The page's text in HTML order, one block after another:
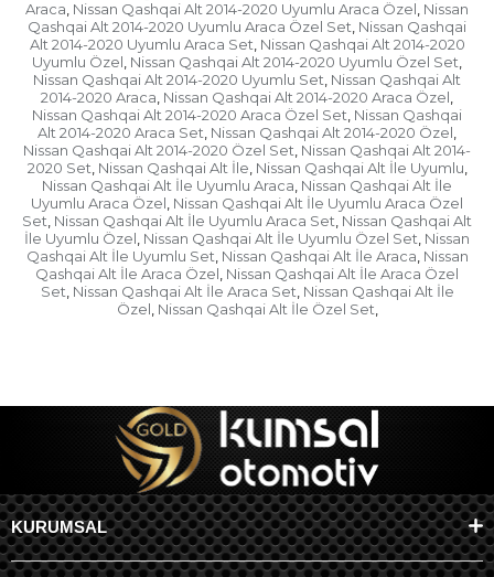
Araca Nissan Qashqai Alt 2014-2020 Uyumlu Araca Özel Nissan
Qashqai Alt 2014-2020 Uyumlu Araca Özel Set Nissan Qashqai
Alt 2014-2020 Uyumlu Araca Set Nissan Qashqai Alt 2014-2020
Uyumlu Özel Nissan Qashqai Alt 2014-2020 Uyumlu Özel Set
Nissan Qashqai Alt 2014-2020 Uyumlu Set Nissan Qashqai Alt
2014-2020 Araca Nissan Qashqai Alt 2014-2020 Araca Özel
Nissan Qashqai Alt 2014-2020 Araca Özel Set Nissan Qashqai
Alt 2014-2020 Araca Set Nissan Qashqai Alt 2014-2020 Özel
Nissan Qashqai Alt 2014-2020 Özel Set Nissan Qashqai Alt 2014-
2020 Set Nissan Qashqai Alt İle Nissan Qashqai Alt İle Uyumlu
Nissan Qashqai Alt İle Uyumlu Araca Nissan Qashqai Alt İle
Uyumlu Araca Özel Nissan Qashqai Alt İle Uyumlu Araca Özel
Set Nissan Qashqai Alt İle Uyumlu Araca Set Nissan Qashqai Alt
İle Uyumlu Özel Nissan Qashqai Alt İle Uyumlu Özel Set Nissan
Qashqai Alt İle Uyumlu Set Nissan Qashqai Alt İle Araca Nissan
Qashqai Alt İle Araca Özel Nissan Qashqai Alt İle Araca Özel
Set Nissan Qashqai Alt İle Araca Set Nissan Qashqai Alt İle
Özel Nissan Qashqai Alt İle Özel Set
KURUMSAL